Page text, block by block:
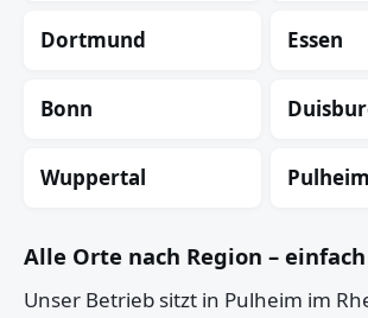
Dortmund Essen
Bonn
Wuppertal Pulheim
Alle Orte nach Region –
Unser Betrieb sitzt in Pulheim im